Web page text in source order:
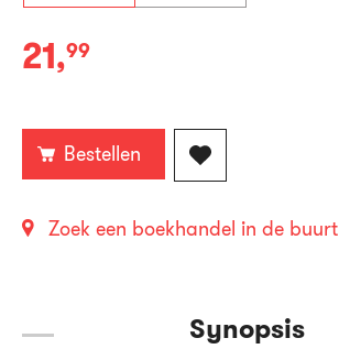
Paperback:
21,99
Bestellen
Zoek een boekhandel in de buurt
Synopsis